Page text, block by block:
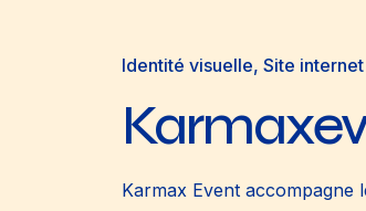
Identité visuelle Site internet
Karmax Event accompagne